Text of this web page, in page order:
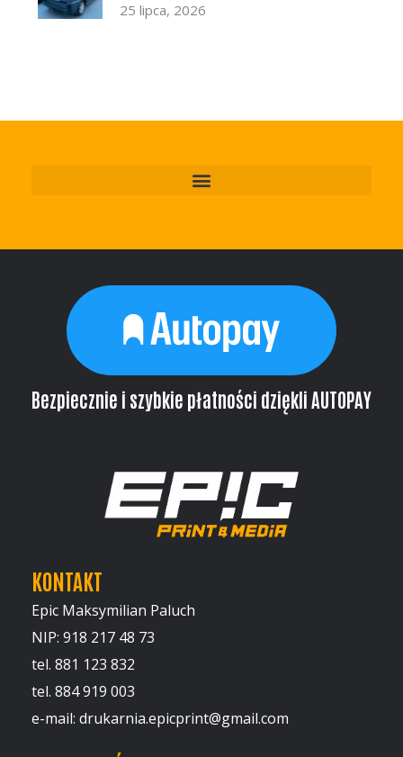
25 lipca, 2026
Bezpiecznie i szybkie płatności dziękli AUTOPAY
KONTAKT
Epic Maksymilian Paluch
NIP: 918 217 48 73
tel. 881 123 832
tel. 884 919 003
e-mail: drukarnia.epicprint@gmail.com